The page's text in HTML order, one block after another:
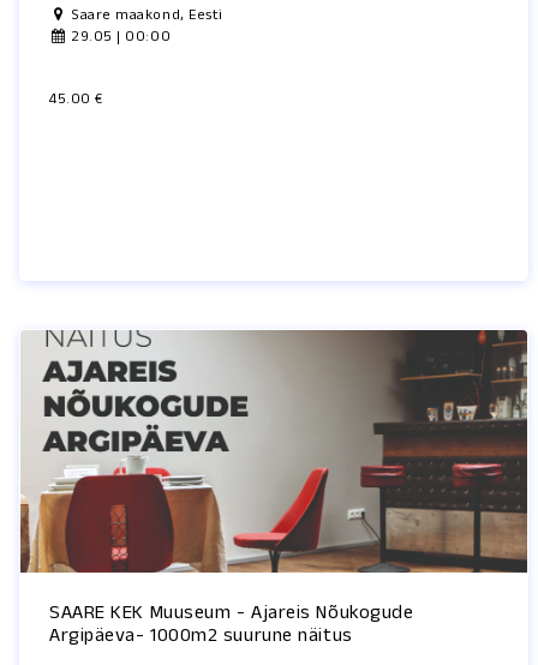
Saare maakond, Eesti
29.05 | 00:00
45.00 €
SAARE KEK Muuseum - Ajareis Nõukogude
Argipäeva- 1000m2 suurune näitus